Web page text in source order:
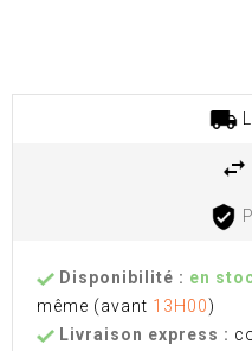
Disponibilité : en
même (avant 13H00)
Livraison express :